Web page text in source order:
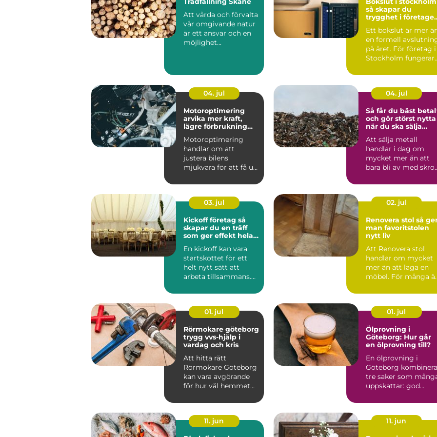
Att vårda och förvalta
vår omgivande natur
är ett ansvar och en
möjlighet...
så skapar du
trygghet i
Ett bokslut är mer
en formell
på året. För företag i
Stockholm fungerar
04. jul
Motoroptimering
arvika mer kraft,
lägre förbrukning
Motoroptimering
handlar om att
justera bilens
mjukvara för att få ut
att byta någ...
04. jul
Så får du bäst
och gör störst nytta
när du ska sälja
Att sälja metall
handlar i dag om
mycket mer än att
bara bli av med
metalls...
03. jul
Kickoff företag så
skapar du en träff
som ger effekt hela
En kickoff kan vara
startskottet för ett
helt nytt sätt att
arbeta tillsammans.
02. jul
Renovera stol så ger
man favoritstolen
nytt liv
Att Renovera stol
handlar om mycket
mer än att laga en
möbel. För många är
hand ...
01. jul
Rörmokare göteborg
trygg vvs-hjälp i
vardag och kris
Att hitta rätt
Rörmokare Göteborg
kan vara avgörande
för hur väl hemmet
och på s...
01. jul
Ölprovning i
Göteborg: Hur går
en ölprovning till?
En ölprovning i
Göteborg
tre saker som
uppskattar: god
11. jun
11. jun